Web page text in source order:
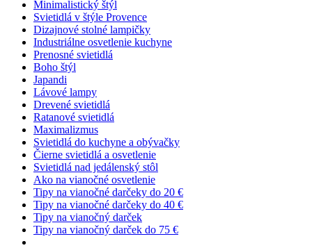
Minimalistický štýl
Svietidlá v štýle Provence
Dizajnové stolné lampičky
Industriálne osvetlenie kuchyne
Prenosné svietidlá
Boho štýl
Japandi
Lávové lampy
Drevené svietidlá
Ratanové svietidlá
Maximalizmus
Svietidlá do kuchyne a obývačky
Čierne svietidlá a osvetlenie
Svietidlá nad jedálenský stôl
Ako na vianočné osvetlenie
Tipy na vianočné darčeky do 20 €
Tipy na vianočné darčeky do 40 €
Tipy na vianočný darček
Tipy na vianočný darček do 75 €